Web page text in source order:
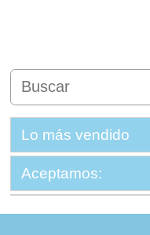
Lo más vendido
Aceptamos: